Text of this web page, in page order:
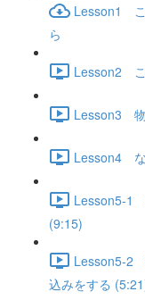
Lesson1 こ
ら
Lesson2
Lesson3
Lesson4 な
Lesson5-1
(9:15)
Lesson5-2
込みをする